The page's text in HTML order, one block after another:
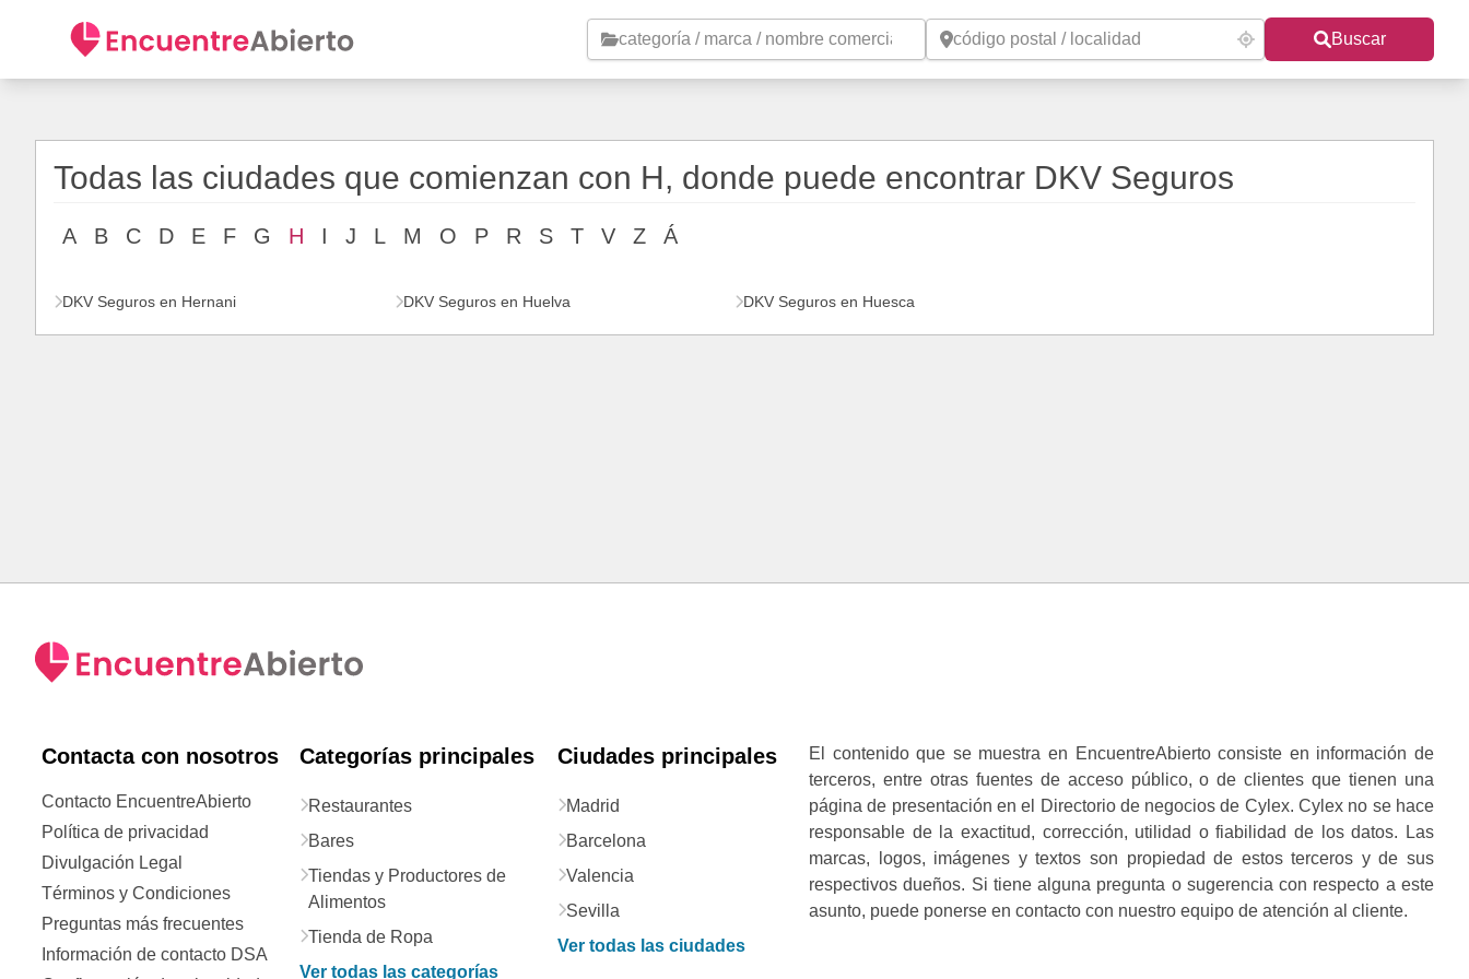
Buscar
Todas las ciudades que comienzan con H, donde puede encontrar DKV Seguros
A B C D E F G H I J L M O P R S T V Z Á
DKV Seguros en Hernani DKV Seguros en Huelva DKV Seguros en Huesca
Contacta con nosotros
Contacto EncuentreAbierto
Política de privacidad
Divulgación Legal
Términos y Condiciones
Preguntas más frecuentes
Información de contacto DSA
Categorías principales
Restaurantes
Bares
Tiendas y Productores de
Alimentos
Tienda de Ropa
Ver todas las categorías
Ciudades principales
Madrid
Barcelona
Valencia
Sevilla
Ver todas las ciudades
El contenido que se muestra en EncuentreAbierto consiste en información de
terceros, entre otras fuentes de acceso público, o de clientes que tienen una
página de presentación en el Directorio de negocios de Cylex. Cylex no se hace
responsable de la exactitud, corrección, utilidad o fiabilidad de los datos. Las
marcas, logos, imágenes y textos son propiedad de estos terceros y de sus
respectivos dueños. Si tiene alguna pregunta o sugerencia con respecto a este
asunto, puede ponerse en contacto con nuestro equipo de atención al cliente.